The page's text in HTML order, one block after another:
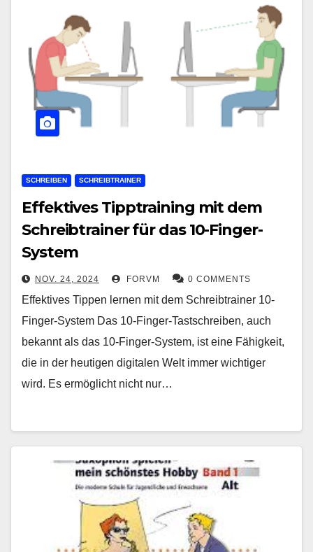
SCHREIBEN SCHREIBTRAINER
Effektives Tipptraining mit dem
Schreibtrainer für das 10-Finger-
System
NOV. 24, 2024 FORVM 0 COMMENTS
Effektives Tippen lernen mit dem Schreibtrainer 10-
Finger-System Das 10-Finger-Tastschreiben, auch
bekannt als das 10-Finger-System, ist eine Fähigkeit,
die in der heutigen digitalen Welt immer wichtiger
wird. Es ermöglicht nicht nur…